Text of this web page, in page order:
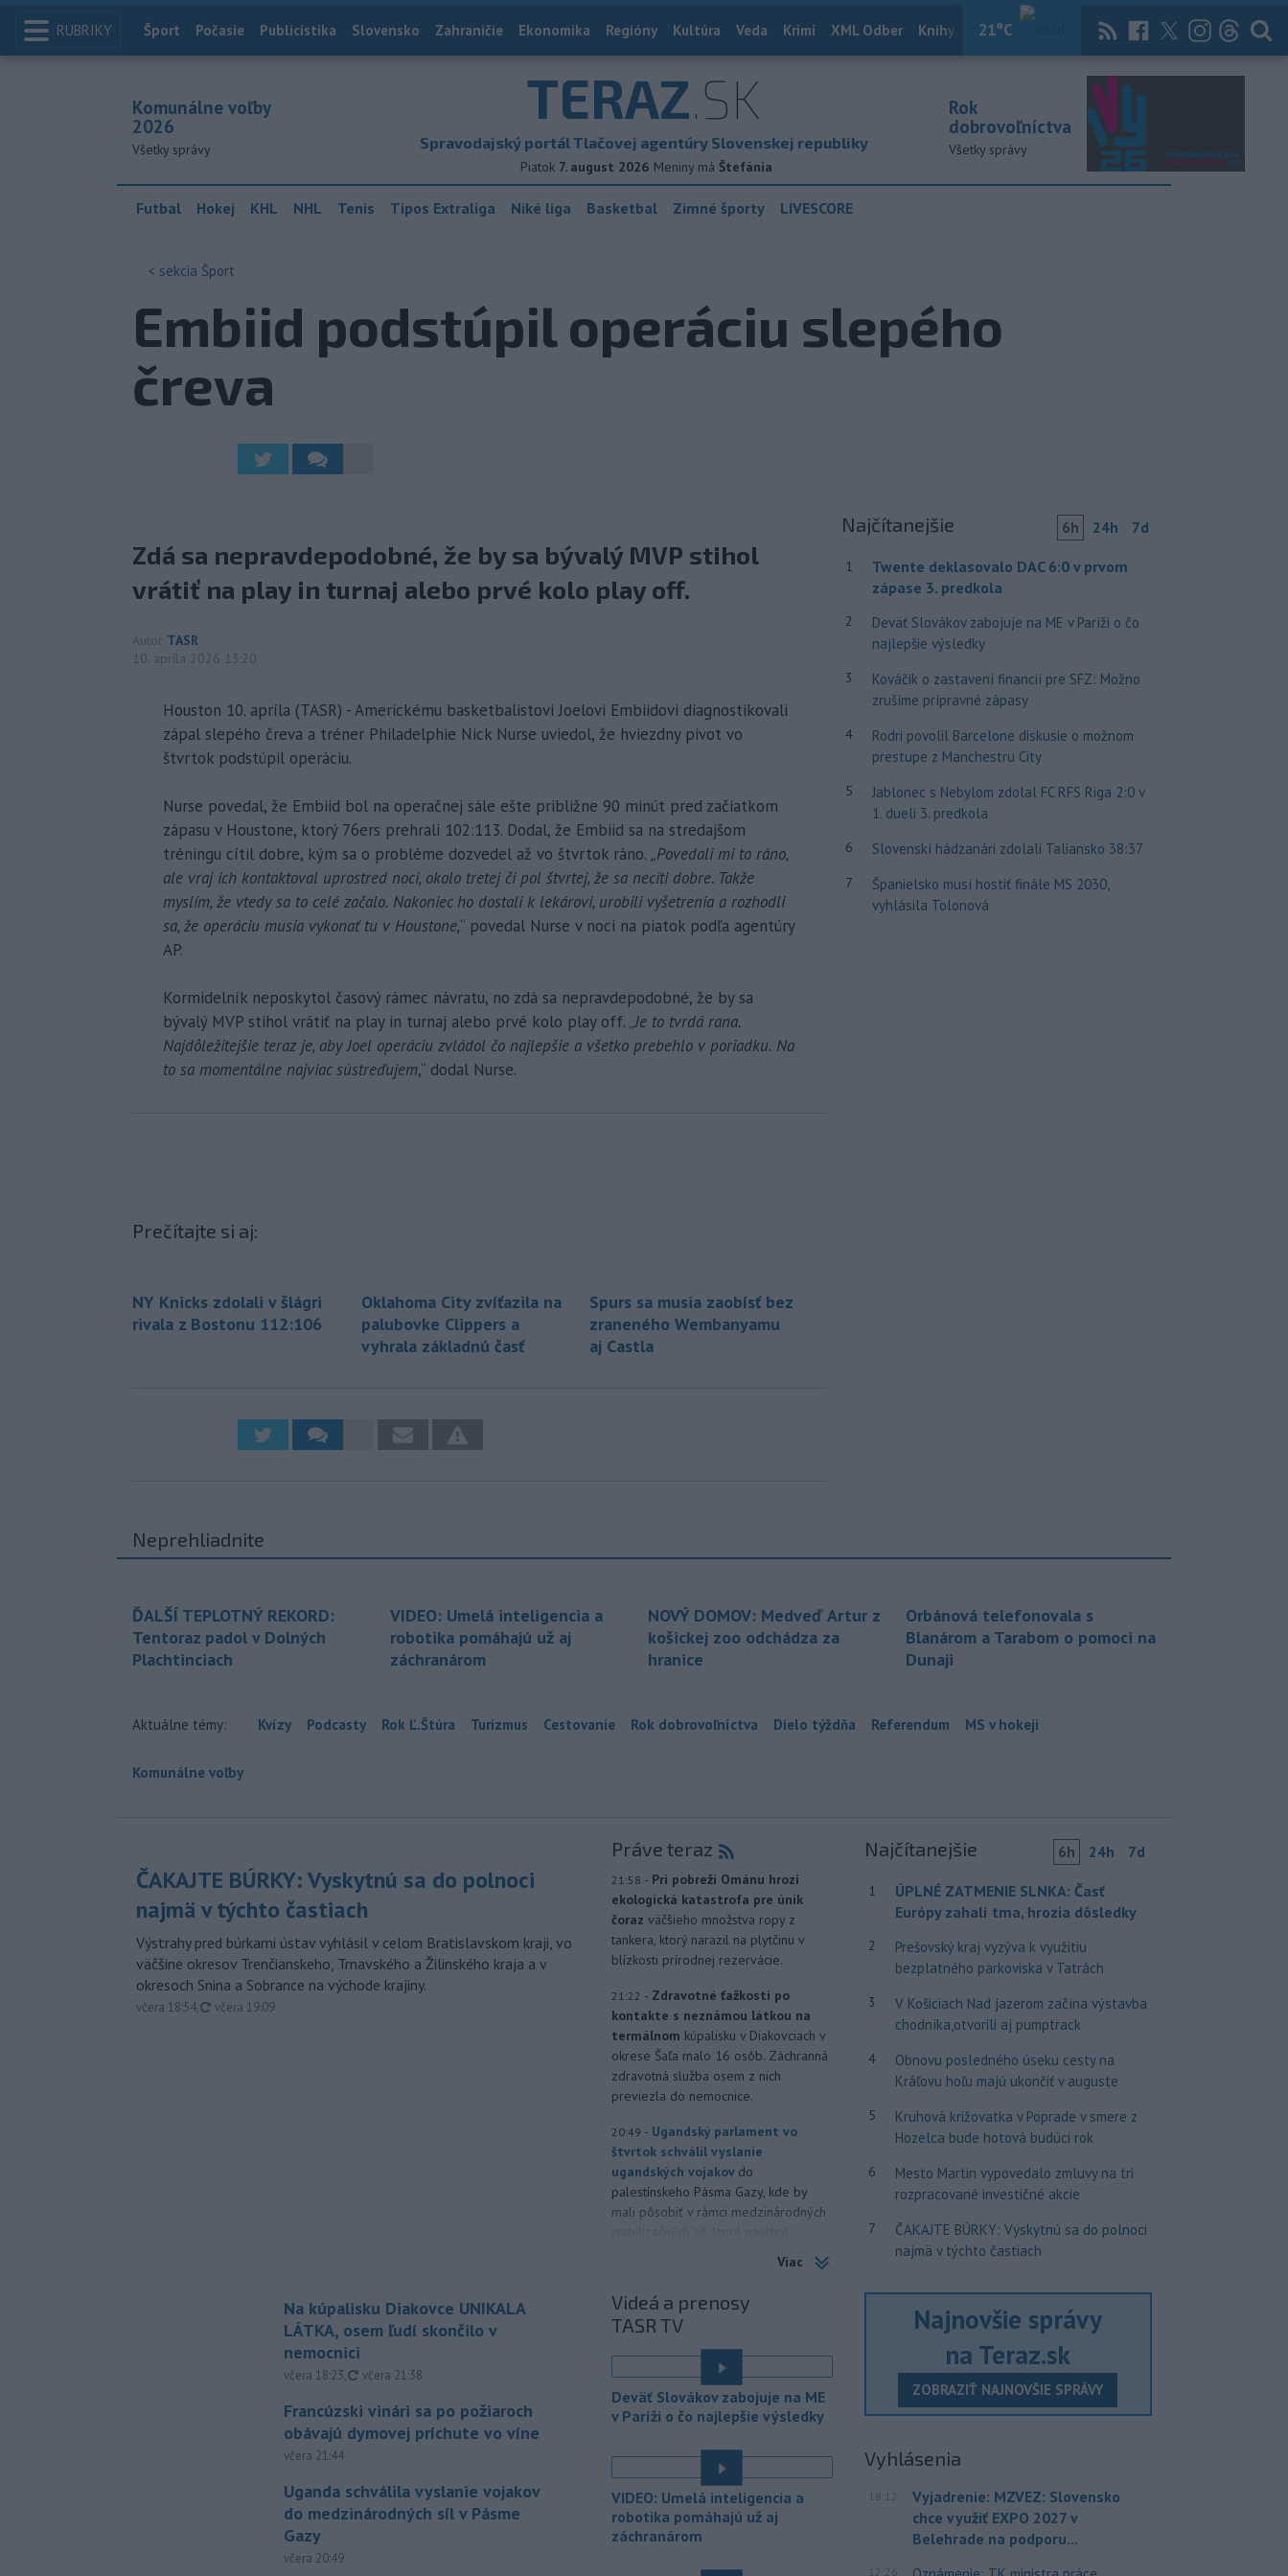
RUBRIKY 21°C
Index
Šport Počasie Publicistika Slovensko Zahraničie Ekonomika Regióny Kultúra Veda Krimi XML Odber Knihy Útulkovo Magazín News Now Archív
TERAZ.SK
Spravodajský portál Tlačovej agentúry Slovenskej republiky
Piatok 7. august 2026 Meniny má Štefánia
Komunálne voľby
2026
Všetky správy
Rok
dobrovoľníctva
Všetky správy
Futbal Hokej KHL NHL Tenis Tipos Extraliga Niké liga Basketbal Zimné športy LIVESCORE
< sekcia Šport
Embiid podstúpil operáciu slepého
čreva
Zdá sa nepravdepodobné, že by sa bývalý MVP stihol
vrátiť na play in turnaj alebo prvé kolo play off.
Autor TASR
10. apríla 2026 13:20
Houston 10. apríla (TASR) - Americkému basketbalistovi Joelovi Embiidovi diagnostikovali
zápal slepého čreva a tréner Philadelphie Nick Nurse uviedol, že hviezdny pivot vo
štvrtok podstúpil operáciu.
Nurse povedal, že Embiid bol na operačnej sále ešte približne 90 minút pred začiatkom
zápasu v Houstone, ktorý 76ers prehrali 102:113. Dodal, že Embiid sa na stredajšom
tréningu cítil dobre, kým sa o probléme dozvedel až vo štvrtok ráno. „Povedali mi to ráno,
ale vraj ich kontaktoval uprostred noci, okolo tretej či pol štvrtej, že sa necíti dobre. Takže
myslím, že vtedy sa to celé začalo. Nakoniec ho dostali k lekárovi, urobili vyšetrenia a rozhodli
sa, že operáciu musia vykonať tu v Houstone,“ povedal Nurse v noci na piatok podľa agentúry
AP.
Kormidelník neposkytol časový rámec návratu, no zdá sa nepravdepodobné, že by sa
bývalý MVP stihol vrátiť na play in turnaj alebo prvé kolo play off. „Je to tvrdá rana.
Najdôležitejšie teraz je, aby Joel operáciu zvládol čo najlepšie a všetko prebehlo v poriadku. Na
to sa momentálne najviac sústreďujem,“ dodal Nurse.
Prečítajte si aj:
NY Knicks zdolali v šlágri
rivala z Bostonu 112:106
Oklahoma City zvíťazila na
palubovke Clippers a
vyhrala základnú časť
Spurs sa musia zaobísť bez
zraneného Wembanyamu
aj Castla
Najčítanejšie 6h 24h 7d
1
Twente deklasovalo DAC 6:0 v prvom
zápase 3. predkola
2
Deväť Slovákov zabojuje na ME v Paríži o čo
najlepšie výsledky
3
Kováčik o zastavení financií pre SFZ: Možno
zrušíme prípravné zápasy
4
Rodri povolil Barcelone diskusie o možnom
prestupe z Manchestru City
5
Jablonec s Nebylom zdolal FC RFS Riga 2:0 v
1. dueli 3. predkola
6 Slovenskí hádzanári zdolali Taliansko 38:37
7
Španielsko musí hostiť finále MS 2030,
vyhlásila Tolonová
Neprehliadnite
ĎALŠÍ TEPLOTNÝ REKORD:
Tentoraz padol v Dolných
Plachtinciach
VIDEO: Umelá inteligencia a
robotika pomáhajú už aj
záchranárom
NOVÝ DOMOV: Medveď Artur z
košickej zoo odchádza za
hranice
Orbánová telefonovala s
Blanárom a Tarabom o pomoci na
Dunaji
Aktuálne témy: Kvízy Podcasty Rok Ľ.Štúra Turizmus Cestovanie Rok dobrovoľníctva Dielo týždňa Referendum MS v hokeji
Komunálne voľby
ČAKAJTE BÚRKY: Vyskytnú sa do polnoci
najmä v týchto častiach
Výstrahy pred búrkami ústav vyhlásil v celom Bratislavskom kraji, vo
väčšine okresov Trenčianskeho, Trnavského a Žilinského kraja a v
okresoch Snina a Sobrance na východe krajiny.
včera 18:54, aktualizované
včera 19:09
Na kúpalisku Diakovce UNIKALA
LÁTKA, osem ľudí skončilo v
nemocnici
včera 18:23, aktualizované
včera 21:38
Francúzski vinári sa po požiaroch
obávajú dymovej príchute vo víne
včera 21:44
Uganda schválila vyslanie vojakov
do medzinárodných síl v Pásme
Gazy
včera 20:49
Práve teraz
21:58 - Pri pobreží Ománu hrozí
ekologická katastrofa pre únik
čoraz väčšieho množstva ropy z
tankera, ktorý narazil na plytčinu v
blízkosti prírodnej rezervácie.
21:22 - Zdravotné ťažkosti po
kontakte s neznámou látkou na
termálnom kúpalisku v Diakovciach v
okrese Šaľa malo 16 osôb. Záchranná
zdravotná služba osem z nich
previezla do nemocnice.
20:49 - Ugandský parlament vo
štvrtok schválil vyslanie
ugandských vojakov do
palestínskeho Pásma Gazy, kde by
mali pôsobiť v rámci medzinárodných
(FA) stiahla svoju podporu
prezidentovi
futbalovej federácie (FIFA) Giannimu
Infantinovi, ktorý je pod paľbou kritiky
po jeho neúspešnom pláne.
18:54 - Vo štvrtok do polnoci treba
Slovenska počítať s búrkami.
Slovenský hydrometeorologický ústav
(SHMÚ) vydal výstrahy prvého stupňa.
Platia aj v okresoch Snina a Sobrance.
Viac
Videá a prenosy
TASR TV
Deväť Slovákov zabojuje na ME
v Paríži o čo najlepšie výsledky
VIDEO: Umelá inteligencia a
robotika pomáhajú už aj
záchranárom
Najčítanejšie 6h 24h 7d
1
ÚPLNÉ ZATMENIE SLNKA: Časť
Európy zahalí tma, hrozia dôsledky
2
Prešovský kraj vyzýva k využitiu
bezplatného parkoviska v Tatrách
3
V Košiciach Nad jazerom začína výstavba
chodníka,otvorili aj pumptrack
4
Obnovu posledného úseku cesty na
Kráľovu hoľu majú ukončiť v auguste
5
Kruhová križovatka v Poprade v smere z
Hozelca bude hotová budúci rok
6
Mesto Martin vypovedalo zmluvy na tri
rozpracované investičné akcie
7
ČAKAJTE BÚRKY: Vyskytnú sa do polnoci
najmä v týchto častiach
Najnovšie správy
na Teraz.sk
ZOBRAZIŤ NAJNOVŠIE SPRÁVY
Vyhlásenia
18:12
Vyjadrenie: MZVEZ: Slovensko
chce využiť EXPO 2027 v
Belehrade na podporu...
12:26